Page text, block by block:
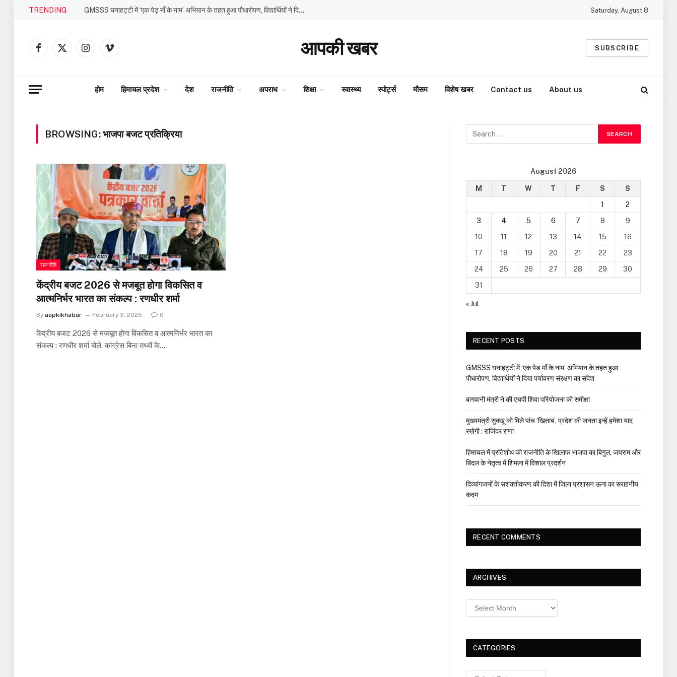
TRENDING GMSSS घनाहट्टी में ‘एक पेड़ माँ के नाम’ अभियान के तहत हुआ पौधारोपण, विद्यार्थियों ने दिया पर्यावरण संरक्षण का संदेश Saturday, August 8
Facebook
X
InstagramVimeo आपकी खबर SUBSCRIBE
होम हिमाचल प्रदेश देश राजनीति अपराध शिक्षा स्वास्थ्य स्पोर्ट्स मौसम विशेष खबर Contact us About us
BROWSING:भाजपा बजट प्रतिक्रिया
राजनीति
केंद्रीय बजट 2026 से मजबूत होगा विकसित व
आत्मनिर्भर भारत का संकल्प : रणधीर शर्मा
By aapkikhabar February 3, 2026 0
केंद्रीय बजट 2026 से मजबूत होगा विकसित व आत्मनिर्भर भारत का
संकल्प : रणधीर शर्मा बोले, कांग्रेस बिना तथ्यों के…
August 2026
M T W T F S
S
1
2
3
4 5 6 7 8
9
10
11 12 13 14 15
16
17
18 19 20 21 22
23
24
25 26 27 28 29
30
31
« Jul
RECENT POSTS
GMSSS घनाहट्टी में ‘एक पेड़ माँ के नाम’ अभियान के तहत हुआ
पौधारोपण, विद्यार्थियों ने दिया पर्यावरण संरक्षण का संदेश
बागवानी मंत्री ने की एचपी शिवा परियोजना की समीक्षा
मुख्यमंत्री सुक्खू को मिले पांच ‘खिताब’, प्रदेश की जनता इन्हें हमेशा याद
रखेगी : राजिंदर राणा
हिमाचल में प्रतिशोध की राजनीति के खिलाफ भाजपा का बिगुल, जयराम और
बिंदल के नेतृत्व में शिमला में विशाल प्रदर्शन
दिव्यांगजनों के सशक्तीकरण की दिशा में जिला प्रशासन ऊना का सराहनीय
कदम
RECENT COMMENTS
ARCHIVES
Archives
CATEGORIES
Categories